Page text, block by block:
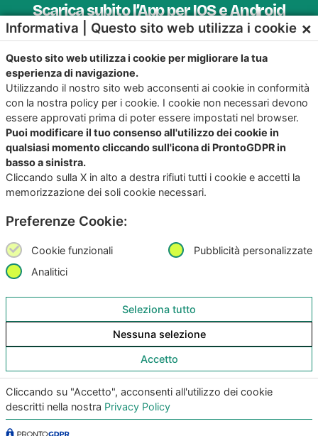
Scarica subito l’App per IOS e Android
Provala, è Gratis!
Copyright©2026Giunko srl | All Rights Reserved |
Via di Corticella 205/N, 40128 Bologna – PI
Termini & Condizioni
Etico Giunko|Politica Aziendale|CSA Star Registry|
CSA Star Self Assessment| ACN: QUALIFICA livello CQ1,
ID SA-7060
| |
Informativa | Questo sito web utilizza i cookie ×
Questo sito web utilizza i cookie per migliorare la tua
esperienza di navigazione.
Utilizzando il nostro sito web acconsenti ai cookie in conformità
con la nostra policy per i cookie. I cookie non necessari devono
essere approvati prima di poter essere impostati nel browser.
Puoi modificare il tuo consenso all'utilizzo dei cookie in
qualsiasi momento cliccando sull'icona di ProntoGDPR in
basso a sinistra.
Cliccando sulla X in alto a destra rifiuti tutti i cookie e accetti la
memorizzazione dei soli cookie necessari.
Preferenze Cookie:
Cookie funzionali
Pubblicità personalizzate
Analitici
Seleziona tutto
Nessuna selezione
Accetto
Cliccando su "Accetto", acconsenti all'utilizzo dei cookie
descritti nella nostra Privacy Policy